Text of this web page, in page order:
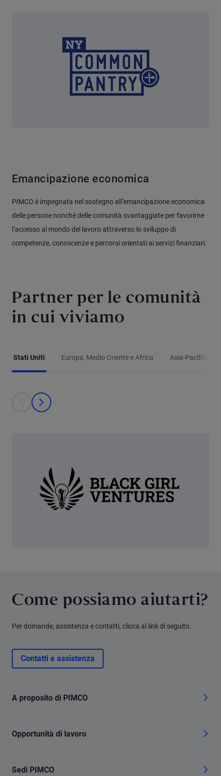
Emancipazione economica
PIMCO è impegnata nel sostegno all’emancipazione economica
delle persone nonché delle comunità svantaggiate per favorirne
l’accesso al mondo del lavoro attraverso lo sviluppo di
competenze, conoscenze e percorsi orientati ai servizi finanziari.
Partner per le comunità
in cui viviamo
Stati Uniti Europa, Medio Oriente e Africa Asia-Pacifico
This is a carousel with individual cards. Use the previous and next
prev
next
Come possiamo aiutarti?
Per domande, assistenza e contatti, clicca al link di seguito.
Contatti e assistenza
A proposito di PIMCO
Opportunità di lavoro
Sedi PIMCO